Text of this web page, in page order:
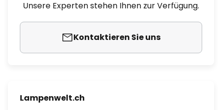
Unsere Experten stehen Ihnen zur Verfügung.
Kontaktieren Sie uns
Lampenwelt.ch